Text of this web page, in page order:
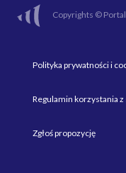
Copyrights ©
Polityka prywatności i
Regulamin korzystania
Zgłoś propozycję